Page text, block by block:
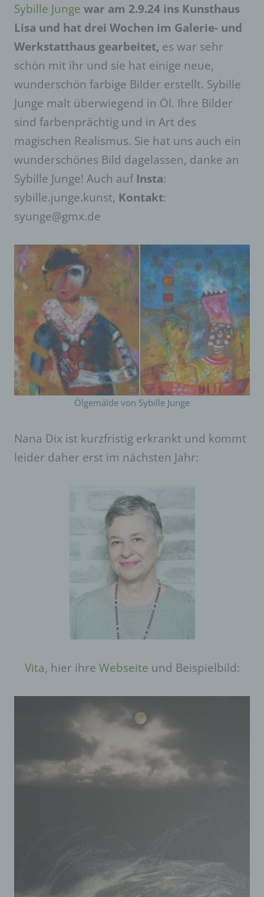
Sybille Junge war am 2.9.24 ins Kunsthaus
Lisa und hat drei Wochen im Galerie- und
Werkstatthaus gearbeitet, es war sehr
schön mit ihr und sie hat einige neue,
wunderschön farbige Bilder erstellt. Sybille
Junge malt überwiegend in Öl. Ihre Bilder
sind farbenprächtig und in Art des
magischen Realismus. Sie hat uns auch ein
wunderschönes Bild dagelassen, danke an
Sybille Junge! Auch auf Insta:
sybille.junge.kunst, Kontakt:
syunge@gmx.de
Ölgemälde von Sybille Junge
Nana Dix ist kurzfristig erkrankt und kommt
leider daher erst im nächsten Jahr:
Vita, hier ihre Webseite und Beispielbild: